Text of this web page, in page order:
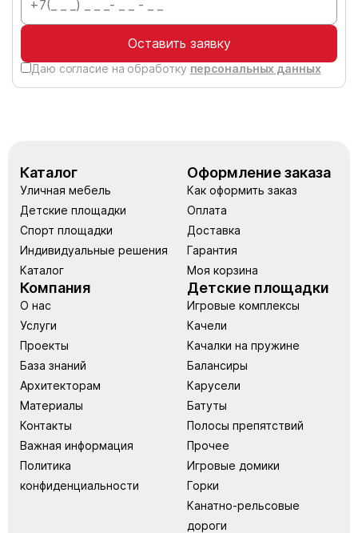
Оставить заявку
Даю согласие на обработку персональных данных
Каталог
Уличная мебель
Детские площадки
Спорт площадки
Индивидуальные решения
Каталог
Оформление заказа
Как оформить заказ
Оплата
Доставка
Гарантия
Моя корзина
Компания
О нас
Услуги
Проекты
База знаний
Архитекторам
Материалы
Контакты
Важная информация
Политика
конфиденциальности
Детские площадки
Игровые комплексы
Качели
Качалки на пружине
Балансиры
Карусели
Батуты
Полосы препятствий
Прочее
Игровые домики
Горки
Канатно-рельсовые
дороги